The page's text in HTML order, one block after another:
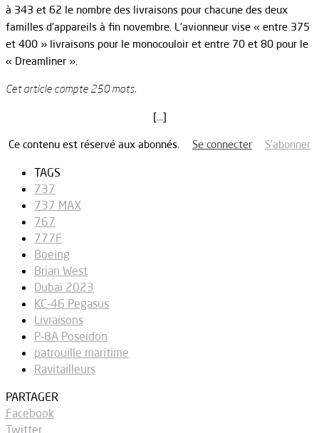
à 343 et 62 le nombre des livraisons pour chacune des deux
familles d’appareils à fin novembre. L’avionneur vise « entre 375
et 400 » livraisons pour le monocouloir et entre 70 et 80 pour le
« Dreamliner ».
Cet article compte 250 mots.
[…]
Ce contenu est réservé aux abonnés. Se connecter S’abonner
TAGS
737
737 MAX
767
777F
Boeing
Brian West
Dubaï 2023
KC-46 Pegasus
Livraisons
P-8A Poseidon
patrouille maritime
Ravitailleurs
PARTAGER
Facebook
Twitter